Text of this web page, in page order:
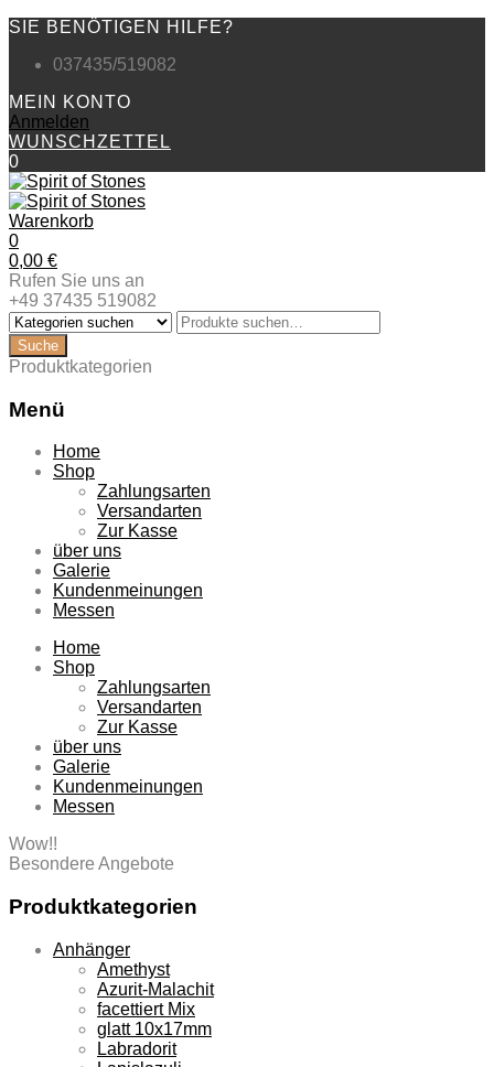
SIE BENÖTIGEN HILFE?
037435/519082
MEIN KONTO
Anmelden
WUNSCHZETTEL
0
Warenkorb
0
0,00 €
Rufen Sie uns an
+49 37435 519082
Produktkategorien
Menü
Zum
Inhalt
Home
Shop
Zahlungsarten
Versandarten
Zur Kasse
über uns
Galerie
Kundenmeinungen
Messen
Home
Shop
Zahlungsarten
Versandarten
Zur Kasse
über uns
Galerie
Kundenmeinungen
Messen
Wow!!
Besondere Angebote
Produktkategorien
Anhänger
Amethyst
Azurit-Malachit
facettiert Mix
glatt 10x17mm
Labradorit